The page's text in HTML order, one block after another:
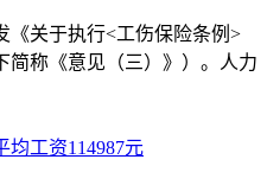
《关于执行<工伤保险条例>
简称《意见（三）》）。人力